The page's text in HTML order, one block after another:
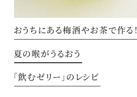
おうちにある梅酒やお茶で作る！
夏の喉がうるおう
「飲むゼリー」のレシピ